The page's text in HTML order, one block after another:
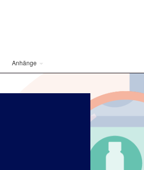
Anhänge